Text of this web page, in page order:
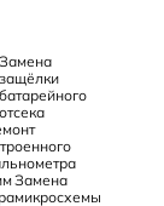
Замена
защёлки
батарейного
отсека
Замена
микросхемы